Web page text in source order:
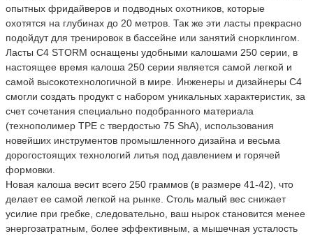
опытных фридайверов и подводных охотников, которые
охотятся на глубинах до 20 метров. Так же эти ласты прекрасно
подойдут для тренировок в бассейне или занятий снорклингом.
Ласты C4 STORM оснащены удобными калошами 250 серии, в
настоящее время калоша 250 серии является самой легкой и
самой высокотехнологичной в мире. Инженеры и дизайнеры C4
смогли создать продукт с набором уникальных характеристик, за
счет сочетания специально подобранного материала
(технополимер TPE с твердостью 75 ShA), использования
новейших инструментов промышленного дизайна и весьма
дорогостоящих технологий литья под давлением и горячей
формовки.
Новая калоша весит всего 250 граммов (в размере 41-42), что
делает ее самой легкой на рынке. Столь малый вес снижает
усилие при гребке, следовательно, ваш нырок становится менее
энергозатратным, более эффективным, а мышечная усталость